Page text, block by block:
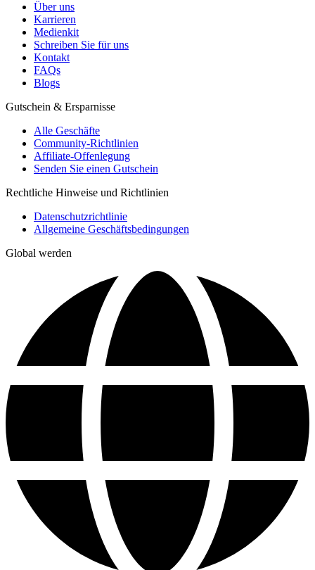
Über uns
Karrieren
Medienkit
Schreiben Sie für uns
Kontakt
FAQs
Blogs
Gutschein & Ersparnisse
Alle Geschäfte
Community-Richtlinien
Affiliate-Offenlegung
Senden Sie einen Gutschein
Rechtliche Hinweise und Richtlinien
Datenschutzrichtlinie
Allgemeine Geschäftsbedingungen
Global werden